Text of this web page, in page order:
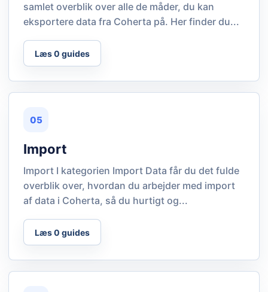
samlet overblik over alle de måder, du kan
eksportere data fra Coherta på. Her finder du...
Læs 0 guides
05
Import
Import I kategorien Import Data får du det fulde
overblik over, hvordan du arbejder med import
af data i Coherta, så du hurtigt og...
Læs 0 guides